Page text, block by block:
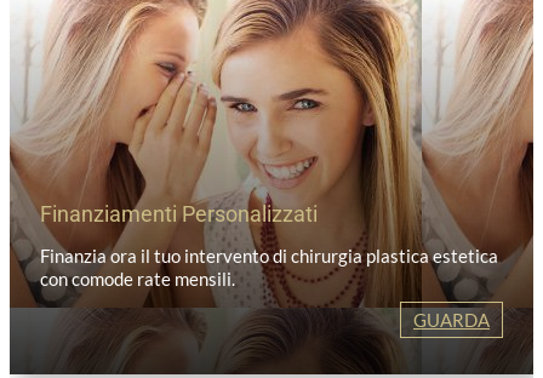
Finanziamenti Personalizzati
Finanzia ora il tuo intervento di chirurgia plastica estetica
con comode rate mensili.
GUARDA